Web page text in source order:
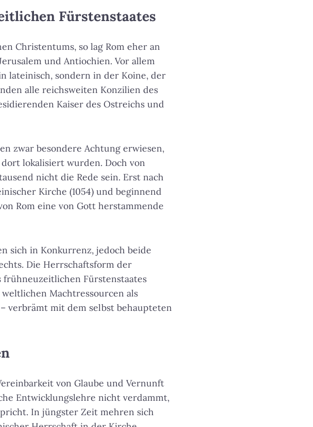
Fürstenstaates
Christentums, so lag Rom eher an
und Antiochien. Vor allem
lateinisch, sondern in der Koine, der
alle reichsweiten Konzilien des
Kaiser des Ostreichs und
zwar besondere Achtung erwiesen,
lokalisiert wurden. Doch von
nicht die Rede sein. Erst nach
Kirche (1054) und beginnend
Rom eine von Gott herstammende
sich in Konkurrenz, jedoch beide
Die Herrschaftsform der
frühneuzeitlichen Fürstenstaates
Machtressourcen als
verbrämt mit dem selbst behaupteten
von Glaube und Vernunft
Entwicklungslehre nicht verdammt,
In jüngster Zeit mehren sich